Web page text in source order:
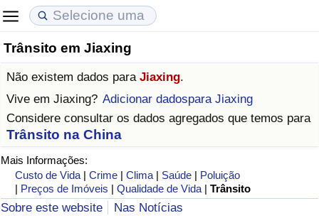
Trânsito em Jiaxing
Não existem dados para Jiaxing.
Vive em Jiaxing? Adicionar dadospara Jiaxing
Considere consultar os dados agregados que temos para
Trânsito na China
Mais Informações:
Custo de Vida |Crime |Clima | Saúde | Poluição
| Preços de Imóveis |Qualidade de Vida |Trânsito
Sobre este website
Nas Notícias
Custo de Vida
Indicador de Custo de Vida
Indicador de Custo de Vida Por País
em Aqaba
Preços de Imóveis
Indicador de Preços de Imóveis
Indicador de Preços de Imóveis por País
Qualidade de Vida
Indicador de Qualidade de Vida (Atual)
Índice de qualidade de vida por país
Crime